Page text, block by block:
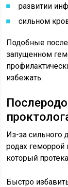
развитии
сильном
Подобные
запущенном
избежать.
Из-за сильного
родах геморрой
который
Быстро